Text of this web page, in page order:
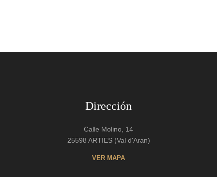
Dirección
Calle Molino, 14
25598 ARTIES (Val d'Aran)
VER MAPA